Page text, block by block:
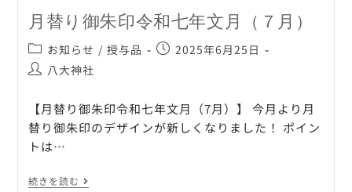
月替り御朱印令和七年文月（７月）
お知らせ / 授与品
2025年6月25日
八大神社
【月替り御朱印令和七年文月（7月）】 今月より月
替り御朱印のデザインが新しくなりました！ ポイン
トは…
続きを読む